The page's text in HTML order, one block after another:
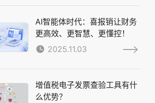
AI智能体时代：喜报销让财务
更高效、更智慧、更懂控！
2025.11.03
增值税电子发票查验工具有什
么优势？